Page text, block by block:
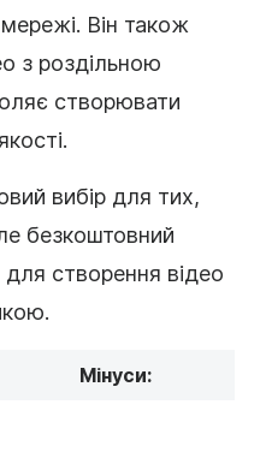
мережі. Він також
з роздільною
створювати
вибір для тих,
безкоштовний
створення відео
Мінуси: